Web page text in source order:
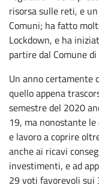
risorsa sulle reti, e
Comuni; ha fatto
Lockdown, e ha
partire dal Comune
Un anno certamente
quello appena
semestre del 2020
19, ma nonostante
e lavoro a coprire
anche ai ricavi
investimenti, e ad
29 voti favorevoli sui